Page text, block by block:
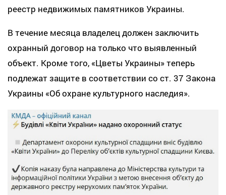
реестр недвижимых памятников Украины.
В течение месяца владелец должен заключить
охранный договор на только что выявленный
объект. Кроме того, «Цветы Украины» теперь
подлежат защите в соответствии со ст. 37 Закона
Украины «Об охране культурного наследия».